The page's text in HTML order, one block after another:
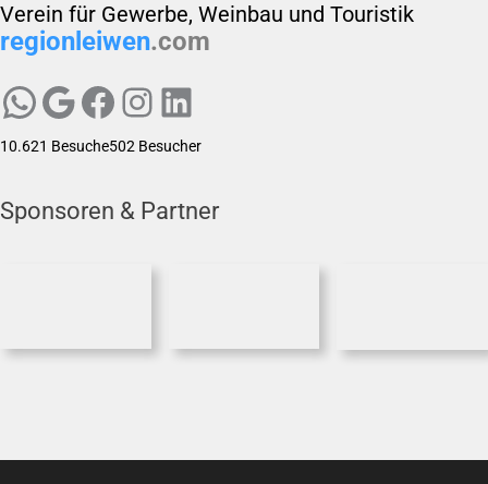
Verein für Gewerbe, Weinbau und Touristik
regionleiwen.com
Region Leiwen e.V. Region Leiwen e.V. Region Leiwen e.V. Region Leiwen e.V. LinkedIn
10.621 Besuche502 Besucher
Sponsoren & Partner